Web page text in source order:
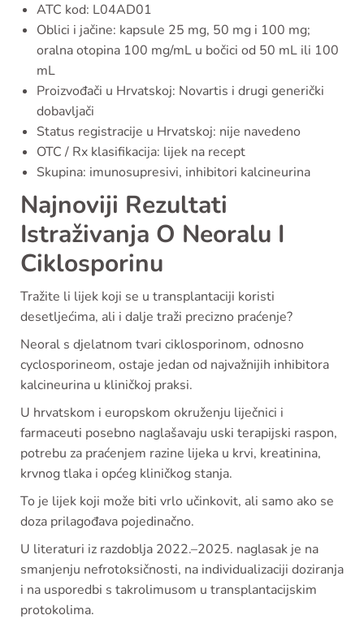
ATC kod: L04AD01
Oblici i jačine: kapsule 25 mg, 50 mg i 100 mg;
oralna otopina 100 mg/mL u bočici od 50 mL ili 100
mL
Proizvođači u Hrvatskoj: Novartis i drugi generički
dobavljači
Status registracije u Hrvatskoj: nije navedeno
OTC / Rx klasifikacija: lijek na recept
Skupina: imunosupresivi, inhibitori kalcineurina
Najnoviji Rezultati
Istraživanja O Neoralu I
Ciklosporinu
Tražite li lijek koji se u transplantaciji koristi
desetljećima, ali i dalje traži precizno praćenje?
Neoral s djelatnom tvari ciklosporinom, odnosno
cyclosporineom, ostaje jedan od najvažnijih inhibitora
kalcineurina u kliničkoj praksi.
U hrvatskom i europskom okruženju liječnici i
farmaceuti posebno naglašavaju uski terapijski raspon,
potrebu za praćenjem razine lijeka u krvi, kreatinina,
krvnog tlaka i općeg kliničkog stanja.
To je lijek koji može biti vrlo učinkovit, ali samo ako se
doza prilagođava pojedinačno.
U literaturi iz razdoblja 2022.–2025. naglasak je na
smanjenju nefrotoksičnosti, na individualizaciji doziranja
i na usporedbi s takrolimusom u transplantacijskim
protokolima.